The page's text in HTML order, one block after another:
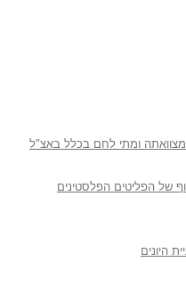
ומתי לחם בכלל באצ"ל
של הפליטים הפלסטינים
היונים